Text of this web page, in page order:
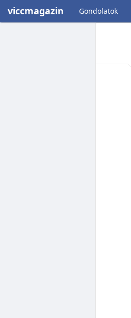
viccmagazin Gondolatok